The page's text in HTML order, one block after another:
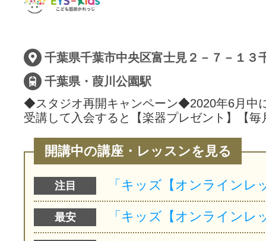
千葉県千葉市中央区富士見２－７－１３
千葉県・葭川公園駅
◆スタジオ再開キャンペーン◆2020年6月中
受講して入会すると【楽器プレゼント】【
開講中の講座・レッスンを見る
注目
最安